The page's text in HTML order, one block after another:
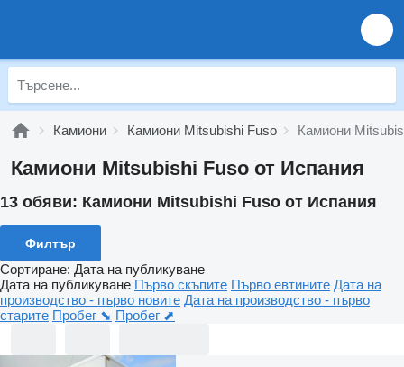
Камиони Камиони Mitsubishi Fuso Камиони
Камиони Mitsubishi Fuso от Испания
13 обяви: Камиони Mitsubishi Fuso от Испания
Филтър
Сортиране: Дата на публикуване
Дата на публикуване Първо скъпите Първо евтините Дата на
производство - първо новите Дата на производство - първо
старите Пробег ⬊ Пробег ⬈